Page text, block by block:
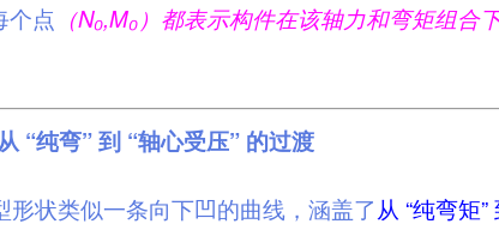
个点 （N₀,M₀）都表示构件在该轴力和弯矩组合
“纯弯” 到 “轴心受压” 的过渡
形状类似一条向下凹的曲线，涵盖了从 “纯弯矩